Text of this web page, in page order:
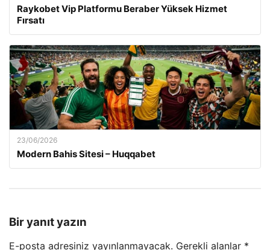
Raykobet Vip Platformu Beraber Yüksek Hizmet
Fırsatı
23/06/2026
Modern Bahis Sitesi – Huqqabet
Bir yanıt yazın
E-posta adresiniz yayınlanmayacak. Gerekli alanlar *